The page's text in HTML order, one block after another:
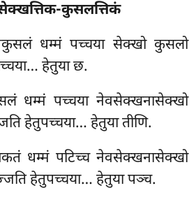
कुसलत्तिकं
धम्मं पच्चया सेक्खो कुसलो
हेतुया छ.
धम्मं पच्चया नेवसेक्खनासेक्खो
हेतुपच्चया… हेतुया तीणि.
धम्मं पटिच्च नेवसेक्खनासेक्खो
हेतुपच्चया… हेतुया पञ्च.